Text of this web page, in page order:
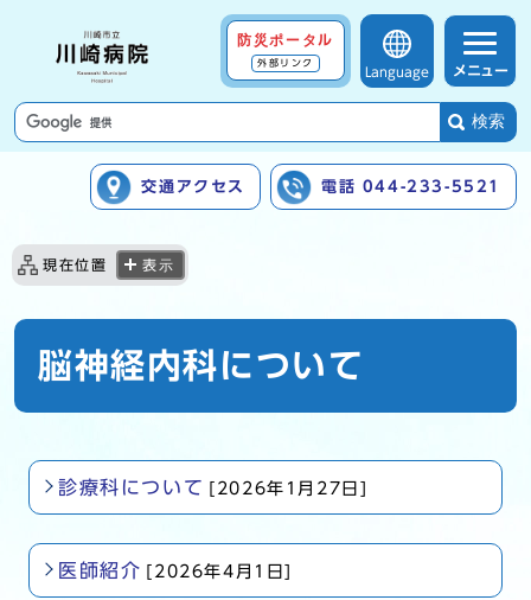
防災ポータル
外部リンク
Language メニュー
検索
交通アクセス 電話 044-233-5521
現在位置 表示
脳神経内科について
診療科について [2026年1月27日]
医師紹介 [2026年4月1日]